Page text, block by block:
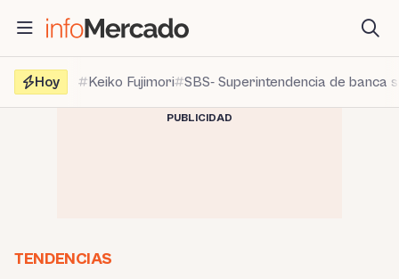
contenido
Hoy
Keiko Fujimori SBS- Superintendencia de banca
PUBLICIDAD
TENDENCIAS